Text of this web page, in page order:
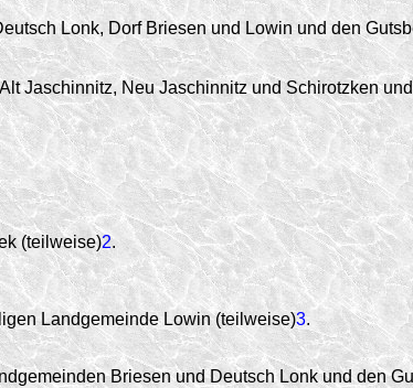
Lonk, Dorf Briesen und Lowin und den
Jaschinnitz, Neu Jaschinnitz und Schirotzken
(teilweise)2.
Landgemeinde Lowin (teilweise)3.
Briesen und Deutsch Lonk und den